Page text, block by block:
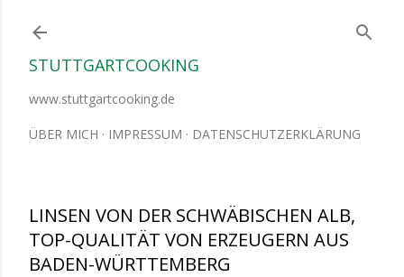
STUTTGARTCOOKING
www.stuttgartcooking.de
ÜBER MICH IMPRESSUM DATENSCHUTZERKLÄRUNG
LINSEN VON DER SCHWÄBISCHEN ALB,
TOP-QUALITÄT VON ERZEUGERN AUS
BADEN-WÜRTTEMBERG